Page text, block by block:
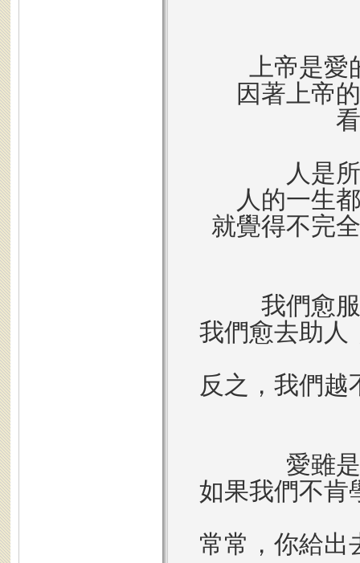
上帝是愛
因著上帝
人是
人的一生
就覺得不完
我們愈
我們愈去助人
反之，我們越
愛雖
如果我們不肯
常常，你給出